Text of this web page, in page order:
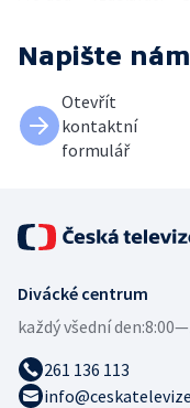
Napište nám
Otevřít
kontaktní
formulář
Divácké centrum
každý všední den:
261 136 113